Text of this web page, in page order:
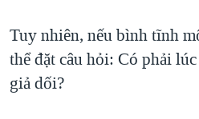
Tuy nhiên, nếu bình tĩnh
thể đặt câu hỏi: Có phải
giả dối?